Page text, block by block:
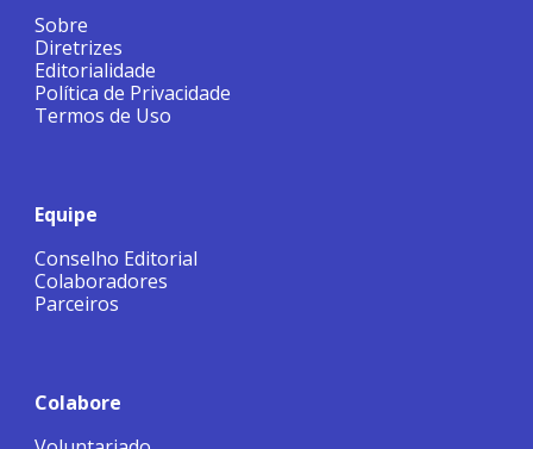
Sobre
Diretrizes
Editorialidade
Política de Privacidade
Termos de Uso
Equipe
Conselho Editorial
Colaboradores
Parceiros
Colabore